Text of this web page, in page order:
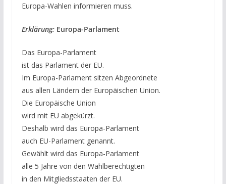
Europa-Wahlen informieren muss.
Erklärung:Europa-Parlament
Das Europa-Parlament
ist das Parlament der EU.
Im Europa-Parlament sitzen Abgeordnete
aus allen Ländern der Europäischen Union.
Die Europäische Union
wird mit EU abgekürzt.
Deshalb wird das Europa-Parlament
auch EU-Parlament genannt.
Gewählt wird das Europa-Parlament
alle 5 Jahre von den Wahlberechtigten
in den Mitgliedsstaaten der EU.